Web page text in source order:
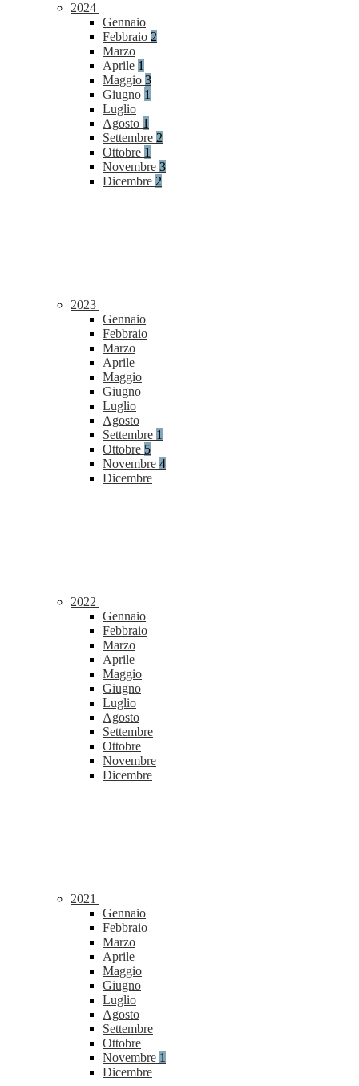
2024
Gennaio
Febbraio 2
Marzo
Aprile 1
Maggio 3
Giugno 1
Luglio
Agosto 1
Settembre 2
Ottobre 1
Novembre 3
Dicembre 2
2023
Gennaio
Febbraio
Marzo
Aprile
Maggio
Giugno
Luglio
Agosto
Settembre 1
Ottobre 5
Novembre 4
Dicembre
2022
Gennaio
Febbraio
Marzo
Aprile
Maggio
Giugno
Luglio
Agosto
Settembre
Ottobre
Novembre
Dicembre
2021
Gennaio
Febbraio
Marzo
Aprile
Maggio
Giugno
Luglio
Agosto
Settembre
Ottobre
Novembre 1
Dicembre